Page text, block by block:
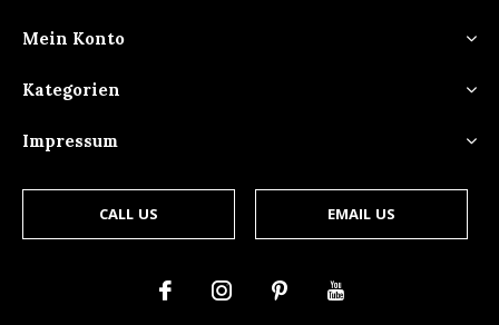
Mein Konto
Kategorien
Impressum
CALL US EMAIL US